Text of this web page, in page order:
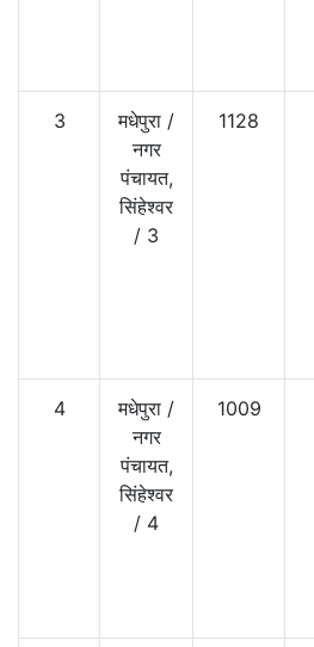
3 मधेपुरा /
नगर
पंचायत,
सिंहेश्वर
/ 3
1128
4 मधेपुरा /
नगर
पंचायत,
सिंहेश्वर
/ 4
1009